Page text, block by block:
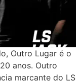
Outro Lugar é o
anos. Outro
marcante do LS